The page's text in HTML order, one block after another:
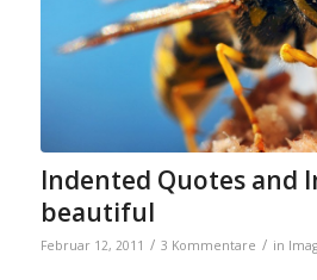
Indented Quotes and
beautiful
Februar 12, 2011 / 3 Kommentare / in